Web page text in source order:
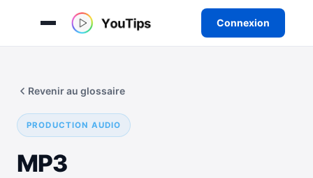
Connexion
contenu
PRODUCTION AUDIO
MP3
Revenir au glossaire